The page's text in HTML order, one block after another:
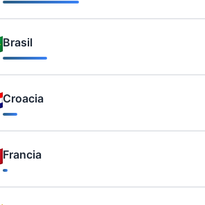
Brasil
Croacia
Francia